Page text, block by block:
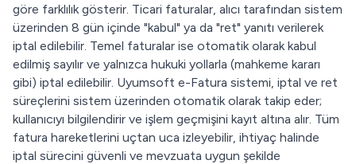
göre farklılık gösterir. Ticari faturalar, alıcı tarafından sistem
üzerinden 8 gün içinde "kabul" ya da "ret" yanıtı verilerek
iptal edilebilir. Temel faturalar ise otomatik olarak kabul
edilmiş sayılır ve yalnızca hukuki yollarla (mahkeme kararı
gibi) iptal edilebilir. Uyumsoft e-Fatura sistemi, iptal ve ret
süreçlerini sistem üzerinden otomatik olarak takip eder;
kullanıcıyı bilgilendirir ve işlem geçmişini kayıt altına alır. Tüm
fatura hareketlerini uçtan uca izleyebilir, ihtiyaç halinde
iptal sürecini güvenli ve mevzuata uygun şekilde